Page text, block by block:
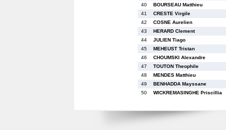
40
BOURSEAU Matthieu
41
CRESTE Virgile
42
COSNE Aurelien
43
HERARD Clement
44
JULIEN Tiago
45
MEHEUST Tristan
46
CHOUMSKI Alexandre
47
TOUTON Theophile
48
MENDES Matthieu
49
BENHADDA Mayssane
50
WICKREMASINGHE Priscillia